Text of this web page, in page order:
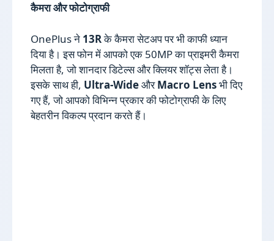
कैमरा और फोटोग्राफी
OnePlus ने 13Rके कैमरा सेटअप पर भी काफी ध्यान
दिया है। इस फोन में आपको एक 50MP का प्राइमरी कैमरा
मिलता है, जो शानदार डिटेल्स और क्लियर शॉट्स लेता है।
इसके साथ ही, Ultra-WideऔरMacro Lensभी दिए
गए हैं, जो आपको विभिन्न प्रकार की फोटोग्राफी के लिए
बेहतरीन विकल्प प्रदान करते हैं।